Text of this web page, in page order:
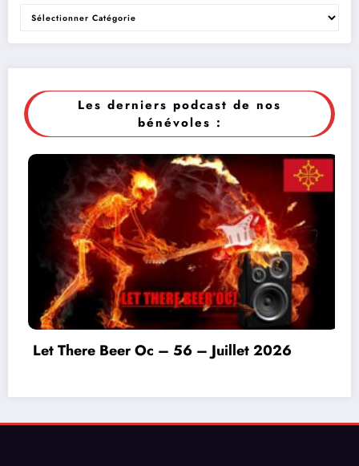
Les derniers podcast de nos
bénévoles :